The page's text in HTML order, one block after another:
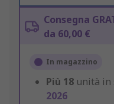
Consegna
da 60,00 €
In magazzino
Più 18 unità in
2026